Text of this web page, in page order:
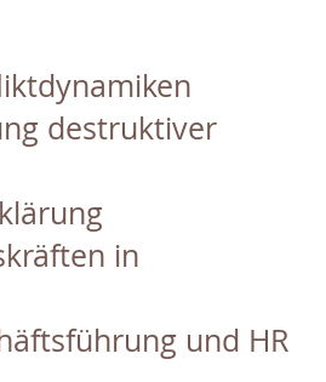
destruktiver
in
und HR